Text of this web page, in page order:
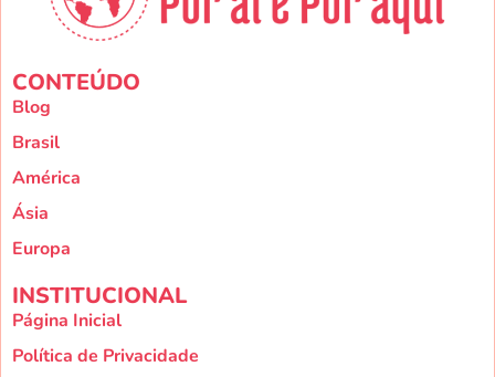
CONTEÚDO
Blog
Brasil
América
Ásia
Europa
INSTITUCIONAL
Página Inicial
Política de Privacidade